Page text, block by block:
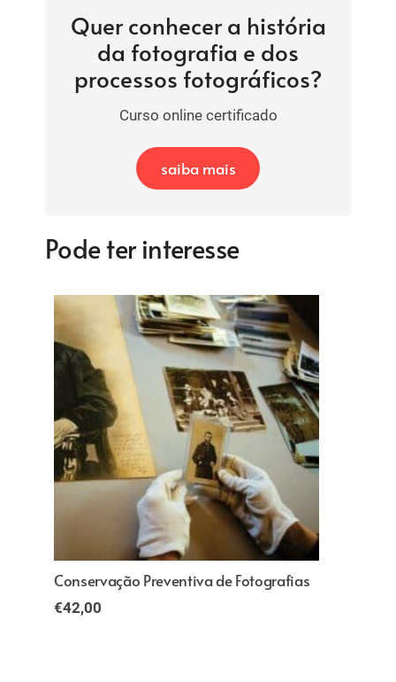
Quer conhecer a história
da fotografia e dos
processos fotográficos?
Curso online certificado
saiba mais
Pode ter interesse
Conservação Preventiva de Fotografias
€42,00